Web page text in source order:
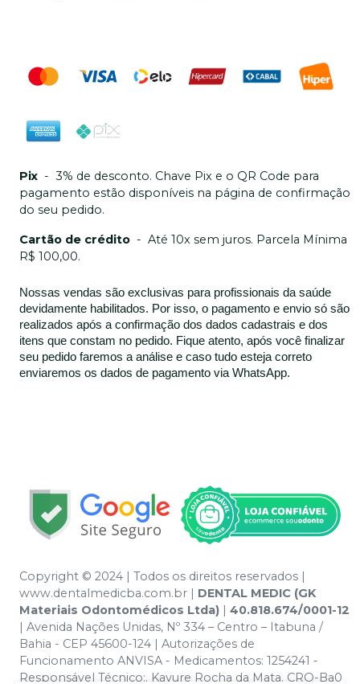
Pix - 3% de desconto. Chave Pix e o QR Code para
pagamento estão disponíveis na página de confirmação
do seu pedido.
Cartão de crédito - Até 10x sem juros. Parcela Mínima
R$ 100,00.
Nossas vendas são exclusivas para profissionais da saúde
devidamente habilitados. Por isso, o pagamento e envio só são
realizados após a confirmação dos dados cadastrais e dos
itens que constam no pedido. Fique atento, após você finalizar
seu pedido faremos a análise e caso tudo esteja correto
enviaremos os dados de pagamento via WhatsApp.
Copyright © 2024 | Todos os direitos reservados |
www.dentalmedicba.com.br | DENTAL MEDIC (GK
Materiais Odontomédicos Ltda) | 40.818.674/0001-12
| Avenida Nações Unidas, Nº 334 – Centro – Itabuna /
Bahia - CEP 45600-124 | Autorizações de
Funcionamento ANVISA - Medicamentos: 1254241 -
Responsável Técnico:. Kayure Rocha da Mata. CRO-Ba0